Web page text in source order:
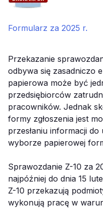
Formularz za 2025 r.
Przekazanie
odbywa się zasadniczo
papierowa może być
przedsiębiorców
pracowników. Jednak
formy zgłoszenia jest
przesłaniu informacji
wyborze papierowej
Sprawozdanie Z-10 za
najpóźniej do dnia 15
Z-10 przekazują
wykonują pracę w